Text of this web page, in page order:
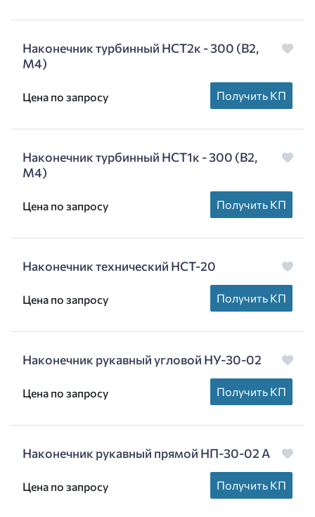
Наконечник турбинный НСТ2к - 300 (В2,
М4)
Цена по запросу Получить КП
Наконечник турбинный НСТ1к - 300 (В2,
М4)
Цена по запросу Получить КП
Наконечник технический НСТ-20
Цена по запросу Получить КП
Наконечник рукавный угловой НУ-30-02
Цена по запросу Получить КП
Наконечник рукавный прямой НП-30-02 А
Цена по запросу Получить КП